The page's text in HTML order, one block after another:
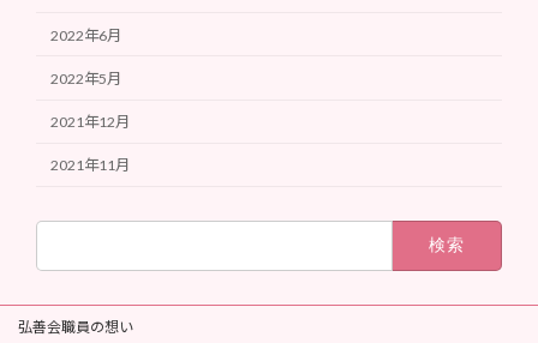
2022年6月
2022年5月
2021年12月
2021年11月
弘善会職員の想い